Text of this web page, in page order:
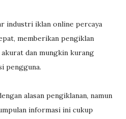
industri iklan online percaya
memberikan pengiklan
dan mungkin kurang
pengguna.
alasan pengiklanan, namun
informasi ini cukup